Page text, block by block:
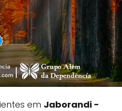
em Jaborandi -